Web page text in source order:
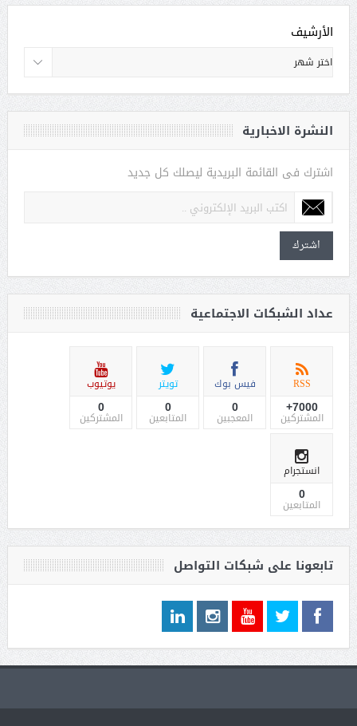
الأرشيف
النشرة الاخبارية
اشترك فى القائمة البريدية ليصلك كل جديد
اشترك
عداد الشبكات الاجتماعية
RSS
7000+
المشتركين
فيس بوك
0
المعجبين
تويتر
0
المتابعين
يوتيوب
0
المشتركين
انستجرام
0
المتابعين
تابعونا على شبكات التواصل